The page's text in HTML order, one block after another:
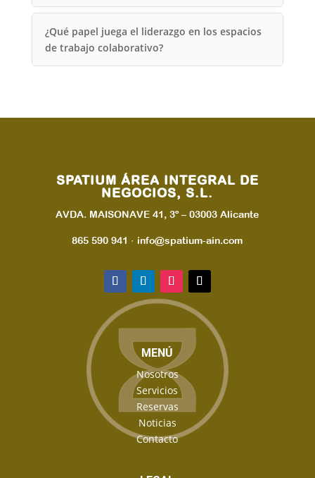
¿Qué papel juega el liderazgo en los espacios
de trabajo colaborativo?
SPATIUM ÁREA INTEGRAL DE
NEGOCIOS, S.L.
AVDA. MAISONAVE 41, 3º – 03003 Alicante
865 590 941 · info@spatium-ain.com
MENÚ
Nosotros
Servicios
Reservas
Noticias
Contacto